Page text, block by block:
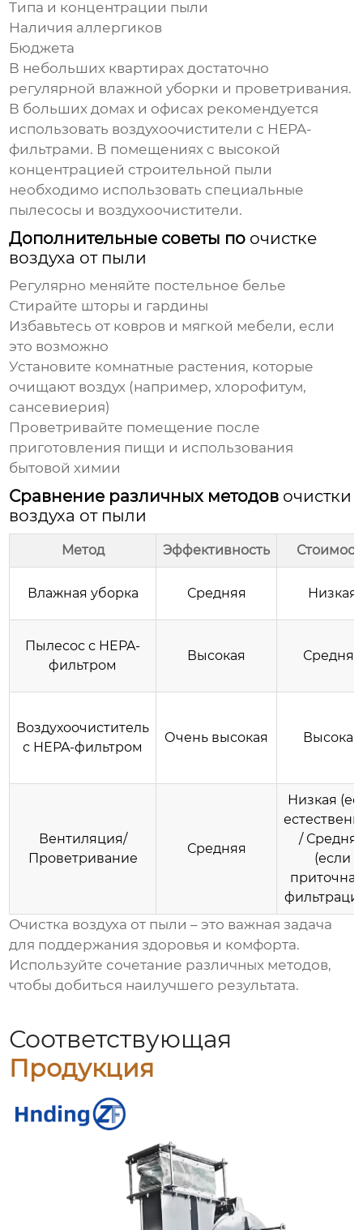
Типа и концентрации пыли
Наличия аллергиков
Бюджета
В небольших квартирах достаточно
регулярной влажной уборки и проветривания.
В больших домах и офисах рекомендуется
использовать воздухоочистители с HEPA-
фильтрами. В помещениях с высокой
концентрацией строительной пыли
необходимо использовать специальные
пылесосы и воздухоочистители.
Дополнительные советы по очистке
воздуха от пыли
Регулярно меняйте постельное белье
Стирайте шторы и гардины
Избавьтесь от ковров и мягкой мебели, если
это возможно
Установите комнатные растения, которые
очищают воздух (например, хлорофитум,
сансевиерия)
Проветривайте помещение после
приготовления пищи и использования
бытовой химии
Сравнение различных методов очистки
воздуха от пыли
Метод Эффективность
Влажная уборка Средняя Низкая
Пылесос с HEPA-
фильтром
Высокая Средняя
Воздухоочиститель
с HEPA-фильтром
Очень высокая Высокая
Вентиляция/
Проветривание
Средняя
Низкая
/
(если
Очистка воздуха от пыли – это важная задача
для поддержания здоровья и комфорта.
Используйте сочетание различных методов,
чтобы добиться наилучшего результата.
Соответствующая
Продукция